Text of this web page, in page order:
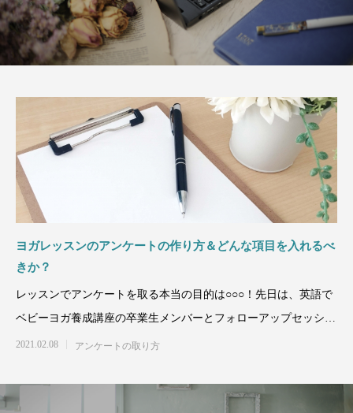
ヨガビジネス
ライフステージが変わる時に自分に聞いて
欲しい一言
2023.08.08
1レッスン800円
2023.08.04
3/27(日) 「Unity」
「ガーナの幼稚園にオリジナルプログラム
が導入されました！」英語でベビーヨガ養
成講座受講者の声
2023.09.14
「英語が得意な私
間や雰囲気が絶対
ヨガ養成講座受講者
2023.08.30
「ビジネスを継続させいくための大切なマ
「新ダイエット講
ヨガレッスンのアンケートの作り方＆どんな項目を入れるべ
きか？
レッスンでアンケートを取る本当の目的は○○○！先日は、英語で
ベビーヨガ養成講座の卒業生メンバーとフォローアップセッショ
ンを行って
2021.02.08 アンケートの取り方